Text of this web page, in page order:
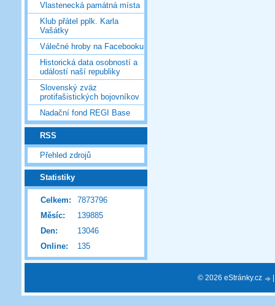
Vlastenecká památná místa
Klub přátel pplk. Karla
Vašátky
Válečné hroby na Facebooku
Historická data osobností a
událostí naší republiky
Slovenský zväz
protifašistických bojovníkov
Nadační fond REGI Base
RSS
Přehled zdrojů
Statistiky
Online: 135
Celkem:
7873796
Měsíc:
139885
Den:
13046
© 2026 eStránky.cz